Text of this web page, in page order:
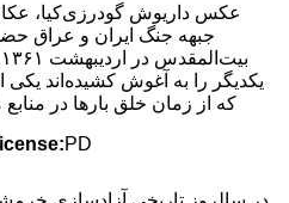
عکس داریوش گودرزی‌کیا،
جبهه جنگ ایران و عراق
یکدیگر را به آغوش کشیده‌اند
که از زمان خلق بارها در
PD